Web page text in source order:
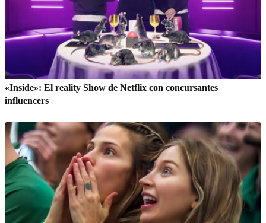
«Inside»: El reality Show de Netflix con concursantes
influencers